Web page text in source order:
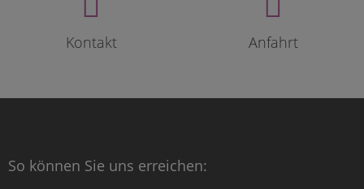
Kontakt Anfahrt
So können Sie uns erreichen: